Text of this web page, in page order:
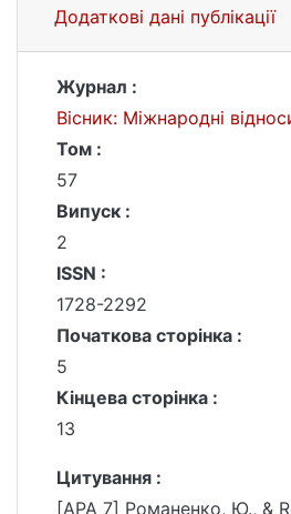
Додаткові дані публікації
Журнал :
Вісник: Міжнародні
Том :
57
Випуск :
2
ISSN :
1728-2292
Початкова сторінка :
5
Кінцева сторінка :
13
Цитування :
[APA 7] Романенко, Ю., &